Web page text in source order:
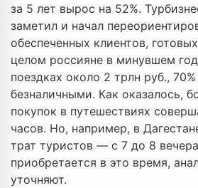
за 5 лет вырос на 52%.
заметил и начал
обеспеченных клиентов,
целом россияне в минувшем
поездках около 2 трлн руб.,
безналичными. Как оказалось,
покупок в путешествиях
часов. Но, например, в
трат туристов — с 7 до 8
приобретается в это время,
уточняют.